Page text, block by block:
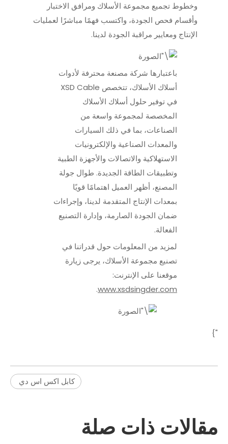
وخطوط تجميع مجموعة الأسلاك ومرافق الاختبار
وأقسام فحص الجودة، واكتسب فهمًا مباشرًا لعمليات
الإنتاج ومعايير مراقبة الجودة لدينا.
باعتبارها شركة مصنعة محترفة لأدوات
أسلاك الأسلاك، تتخصص XSD Cable
في توفير حلول أسلاك الأسلاك
المخصصة لمجموعة واسعة من
الصناعات، بما في ذلك السيارات
والمعدات الصناعية والإلكترونيات
الاستهلاكية والاتصالات والأجهزة الطبية
وتطبيقات الطاقة الجديدة. طوال جولة
المصنع، أظهر العميل اهتمامًا قويًا
بمعدات الإنتاج المتقدمة لدينا، وإجراءات
ضمان الجودة الصارمة، وإدارة التصنيع
الفعالة.
لمزيد من المعلومات حول قدراتنا في
تصنيع مجموعة الأسلاك، يرجى زيارة
موقعنا على الإنترنت:
www.xsdsingder.com
.
"}
كابل اكس اس دي
مقالات ذات صلة